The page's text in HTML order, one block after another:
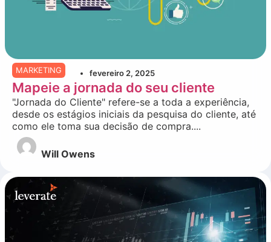
MARKETING fevereiro 2, 2025
Mapeie a jornada do seu cliente
"Jornada do Cliente" refere-se a toda a experiência,
desde os estágios iniciais da pesquisa do cliente, até
como ele toma sua decisão de compra....
Will Owens